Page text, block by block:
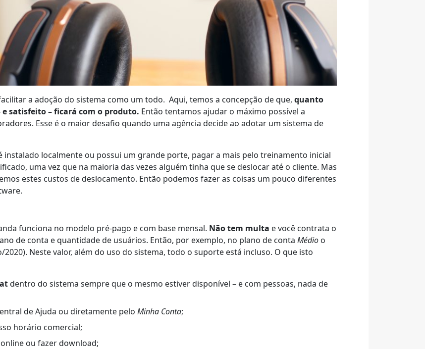
a adoção do sistema como um todo. Aqui, temos a concepção de que, quanto
satisfeito – ficará com o produto. Então tentamos ajudar o máximo possível a
Esse é o maior desafio quando uma agência decide ao adotar um sistema de
instalado localmente ou possui um grande porte, pagar a mais pelo treinamento inicial
uma vez que na maioria das vezes alguém tinha que se deslocar até o cliente. Mas
estes custos de deslocamento. Então podemos fazer as coisas um pouco diferentes
funciona no modelo pré-pago e com base mensal. Não tem multa e você contrata o
de conta e quantidade de usuários. Então, por exemplo, no plano de conta Médio o
Neste valor, além do uso do sistema, todo o suporte está incluso. O que isto
dentro do sistema sempre que o mesmo estiver disponível – e com pessoas, nada de
de Ajuda ou diretamente pelo Minha Conta;
horário comercial;
ou fazer download;